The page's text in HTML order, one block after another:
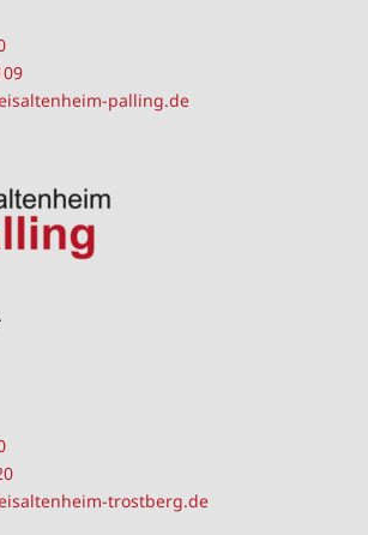
palling.de
trostberg.de